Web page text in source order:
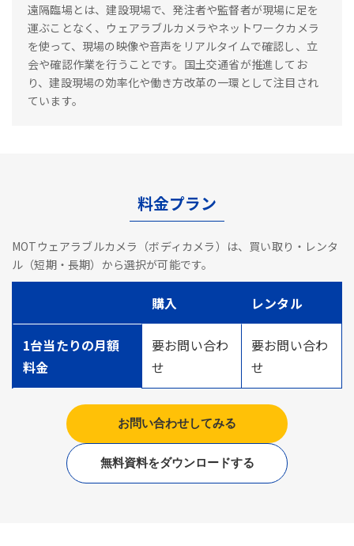
遠隔臨場とは、建設現場で、発注者や監督者が現場に足を
運ぶことなく、ウェアラブルカメラやネットワークカメラ
を使って、現場の映像や音声をリアルタイムで確認し、立
会や確認作業を行うことです。国土交通省が推進してお
り、建設現場の効率化や働き方改革の一環として注目され
ています。
料金プラン
MOTウェアラブルカメラ（ボディカメラ）は、買い取り・レンタ
ル（短期・長期）から選択が可能です。
購入 レンタル
1台当たりの月額
料金
要お問い合わ
せ
要お問い合わ
せ
お問い合わせしてみる
無料資料をダウンロードする